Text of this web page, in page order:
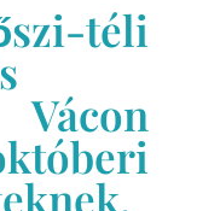
téli